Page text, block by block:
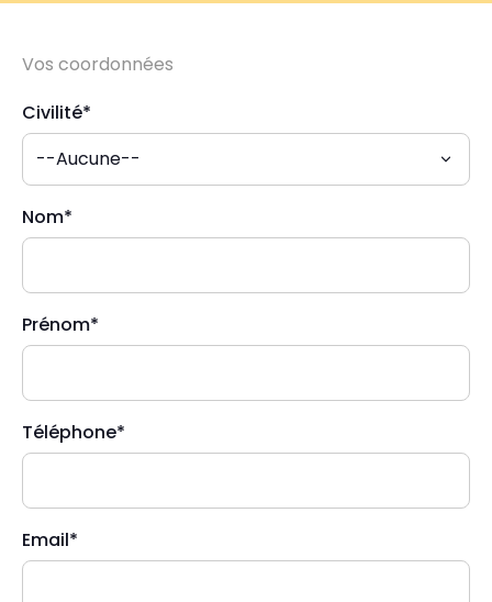
Vos coordonnées
Civilité*
Nom*
Prénom*
Téléphone*
Email*